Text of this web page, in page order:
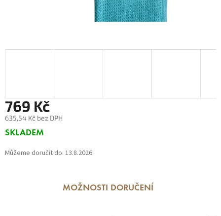
769 Kč
635,54 Kč bez DPH
Měrná
SKLADEM
Můžeme doručit do: 13.8.2026
MOŽNOSTI DORUČENÍ